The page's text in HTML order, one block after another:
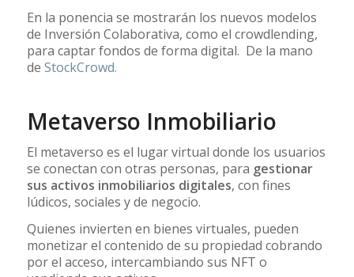
En la ponencia se mostrarán los nuevos modelos
de Inversión Colaborativa, como el crowdlending,
para captar fondos de forma digital. De la mano
de StockCrowd.
Metaverso Inmobiliario
El metaverso es el lugar virtual donde los usuarios
se conectan con otras personas, para gestionar
sus activos inmobiliarios digitales, con fines
lúdicos, sociales y de negocio.
Quienes invierten en bienes virtuales, pueden
monetizar el contenido de su propiedad cobrando
por el acceso, intercambiando sus NFT o